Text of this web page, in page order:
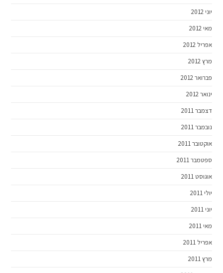
יוני 2012
מאי 2012
אפריל 2012
מרץ 2012
פברואר 2012
ינואר 2012
דצמבר 2011
נובמבר 2011
אוקטובר 2011
ספטמבר 2011
אוגוסט 2011
יולי 2011
יוני 2011
מאי 2011
אפריל 2011
מרץ 2011